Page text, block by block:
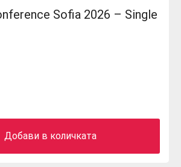
Sofia 2026 – Single
Добави в количката